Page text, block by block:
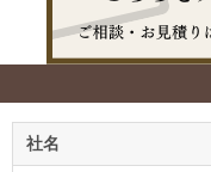
社名